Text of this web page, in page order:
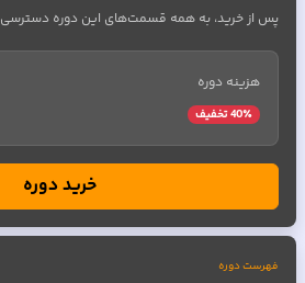
پس از خرید، به همه قسمت‌های این دوره
هزینه دوره
40٪ تخفیف
خرید دوره
فهرست دوره